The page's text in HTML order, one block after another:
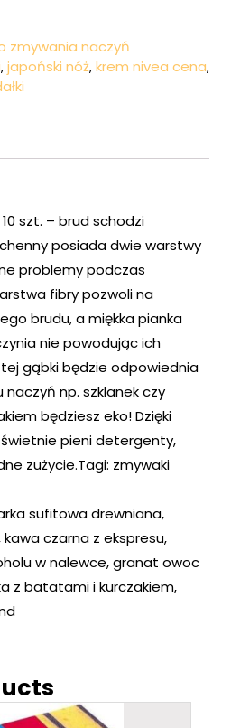
zmywania naczyń
,japoński nóż,krem nivea cena,
szt. – brud schodzi
posiada dwie warstwy
problemy podczas
fibry pozwoli na
brudu, a miękka pianka
nie powodując ich
gąbki będzie odpowiednia
np. szklanek czy
będziesz eko! Dzięki
pieni detergenty,
zużycie.Tagi: zmywaki
sufitowa drewniana,
czarna z ekspresu,
w nalewce, granat owoc
z batatami i kurczakiem,